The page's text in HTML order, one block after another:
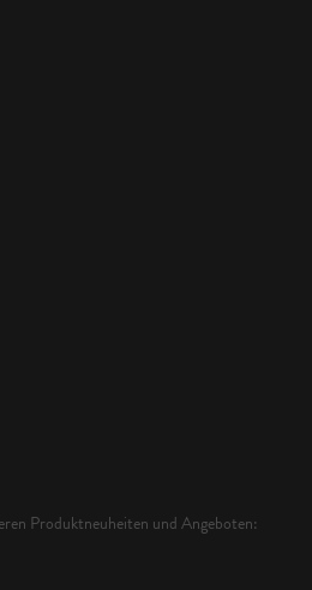
Produktneuheiten und Angeboten: